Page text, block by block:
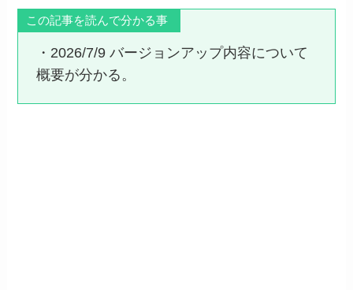
この記事を読んで分かる事
・2026/7/9 バージョンアップ内容について
概要が分かる。